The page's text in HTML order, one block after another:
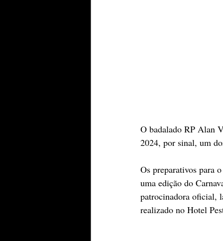
O badalado RP Alan
2024, por sinal, um
Os preparativos para
uma edição do
patrocinadora oficial,
realizado no Hotel